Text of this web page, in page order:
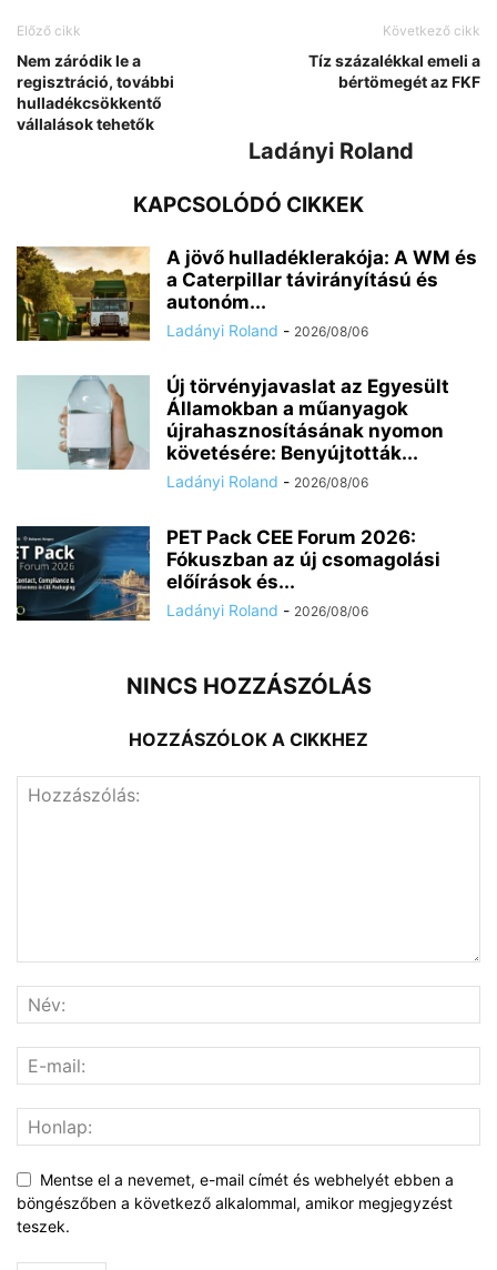
Előző cikk
Nem záródik le a
regisztráció, további
hulladékcsökkentő
vállalások tehetők
Következő cikk
Tíz százalékkal emeli a
bértömegét az FKF
Ladányi Roland
KAPCSOLÓDÓ CIKKEK
A jövő hulladéklerakója: A WM és
a Caterpillar távirányítású és
autonóm...
Ladányi Roland - 2026/08/06
Új törvényjavaslat az Egyesült
Államokban a műanyagok
újrahasznosításának nyomon
követésére: Benyújtották...
Ladányi Roland - 2026/08/06
PET Pack CEE Forum 2026:
Fókuszban az új csomagolási
előírások és...
Ladányi Roland - 2026/08/06
NINCS HOZZÁSZÓLÁS
HOZZÁSZÓLOK A CIKKHEZ
Mentse el a nevemet, e-mail címét és webhelyét ebben a
böngészőben a következő alkalommal, amikor megjegyzést
teszek.